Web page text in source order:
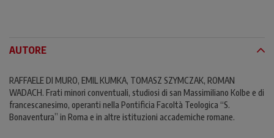
AUTORE
RAFFAELE DI MURO, EMIL KUMKA, TOMASZ SZYMCZAK, ROMAN
WADACH. Frati minori conventuali, studiosi di san Massimiliano Kolbe e di
francescanesimo, operanti nella Pontificia Facoltà Teologica “S.
Bonaventura” in Roma e in altre istituzioni accademiche romane.